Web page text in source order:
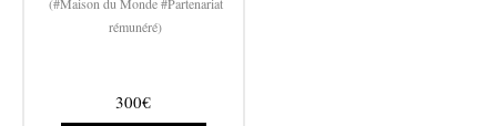
(#Maison du Monde #Partenariat
rémunéré)
300€